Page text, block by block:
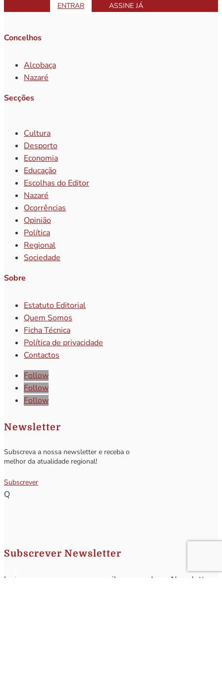
ENTRAR ASSINE JÁ
Concelhos
Alcobaça
Nazaré
Secções
Cultura
Desporto
Economia
Educação
Escolhas do Editor
Nazaré
Ocorrências
Opinião
Política
Regional
Sociedade
Sobre
Estatuto Editorial
Quem Somos
Ficha Técnica
Política de privacidade
Contactos
Follow
Follow
Follow
Newsletter
Subscreva a nossa newsletter e receba o
melhor da atualidade regional!
Subscrever
Q
Subscrever Newsletter
Insira o seu nome e o seu email para receber a Newsletter.